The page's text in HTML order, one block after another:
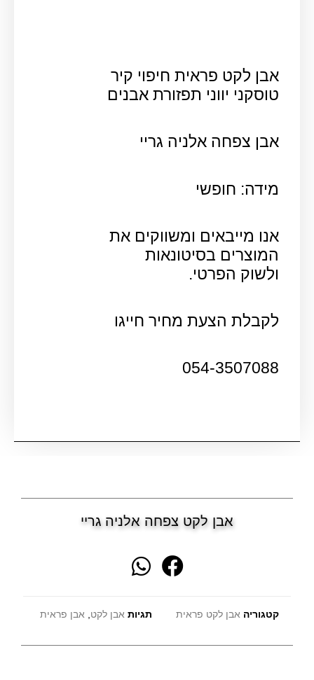
אבן לקט פראית חיפוי קיר
טוסקני יווני תפזורת אבנים
אבן צפחה אלניה גריי
מידה: חופשי
אנו מייבאים ומשווקים את
המוצרים בסיטונאות
ולשוק הפרטי.
לקבלת הצעת מחיר חייגו
054-3507088
אבן לקט צפחה אלניה גריי
קטגוריה אבן לקט פראית תגיות אבן לקט, אבן פראית